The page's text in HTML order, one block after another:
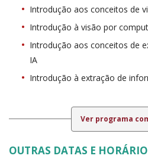
Introdução aos conceitos de
Introdução à visão por
Introdução aos conceitos de
IA
Introdução à extração de
Ver programa
OUTRAS DATAS E